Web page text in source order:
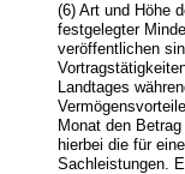
(6) Art und Höhe
festgelegter
veröffentlichen
Landtages
Monat den
hierbei die für
Sachleistungen.